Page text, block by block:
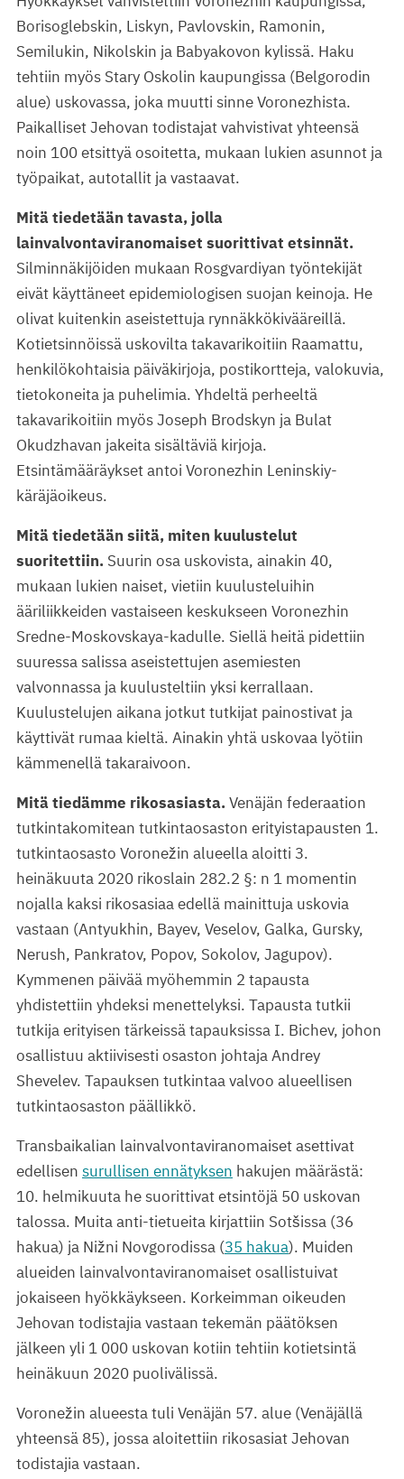
Borisoglebskin, Liskyn, Pavlovskin, Ramonin,
Semilukin, Nikolskin ja Babyakovon kylissä. Haku
tehtiin myös Stary Oskolin kaupungissa (Belgorodin
alue) uskovassa, joka muutti sinne Voronezhista.
Paikalliset Jehovan todistajat vahvistivat yhteensä
noin 100 etsittyä osoitetta, mukaan lukien asunnot ja
työpaikat, autotallit ja vastaavat.
Mitä tiedetään tavasta, jolla
lainvalvontaviranomaiset suorittivat etsinnät.
Silminnäkijöiden mukaan Rosgvardiyan työntekijät
eivät käyttäneet epidemiologisen suojan keinoja. He
olivat kuitenkin aseistettuja rynnäkkökivääreillä.
Kotietsinnöissä uskovilta takavarikoitiin Raamattu,
henkilökohtaisia päiväkirjoja, postikortteja, valokuvia,
tietokoneita ja puhelimia. Yhdeltä perheeltä
takavarikoitiin myös Joseph Brodskyn ja Bulat
Okudzhavan jakeita sisältäviä kirjoja.
Etsintämääräykset antoi Voronezhin Leninskiy-
käräjäoikeus.
Mitä tiedetään siitä, miten kuulustelut
suoritettiin. Suurin osa uskovista, ainakin 40,
mukaan lukien naiset, vietiin kuulusteluihin
ääriliikkeiden vastaiseen keskukseen Voronezhin
Sredne-Moskovskaya-kadulle. Siellä heitä pidettiin
suuressa salissa aseistettujen asemiesten
valvonnassa ja kuulusteltiin yksi kerrallaan.
Kuulustelujen aikana jotkut tutkijat painostivat ja
käyttivät rumaa kieltä. Ainakin yhtä uskovaa lyötiin
kämmenellä takaraivoon.
Mitä tiedämme rikosasiasta. Venäjän federaation
tutkintakomitean tutkintaosaston erityistapausten 1.
tutkintaosasto Voronežin alueella aloitti 3.
heinäkuuta 2020 rikoslain 282.2 §: n 1 momentin
nojalla kaksi rikosasiaa edellä mainittuja uskovia
vastaan (Antyukhin, Bayev, Veselov, Galka, Gursky,
Nerush, Pankratov, Popov, Sokolov, Jagupov).
Kymmenen päivää myöhemmin 2 tapausta
yhdistettiin yhdeksi menettelyksi. Tapausta tutkii
tutkija erityisen tärkeissä tapauksissa I. Bichev, johon
osallistuu aktiivisesti osaston johtaja Andrey
Shevelev. Tapauksen tutkintaa valvoo alueellisen
tutkintaosaston päällikkö.
Transbaikalian lainvalvontaviranomaiset asettivat
edellisen surullisen ennätyksen hakujen määrästä:
10. helmikuuta he suorittivat etsintöjä 50 uskovan
talossa. Muita anti-tietueita kirjattiin Sotšissa (36
hakua) ja Nižni Novgorodissa (35 hakua). Muiden
alueiden lainvalvontaviranomaiset osallistuivat
jokaiseen hyökkäykseen. Korkeimman oikeuden
Jehovan todistajia vastaan tekemän päätöksen
jälkeen yli 1 000 uskovan kotiin tehtiin kotietsintä
heinäkuun 2020 puolivälissä.
Voronežin alueesta tuli Venäjän 57. alue (Venäjällä
yhteensä 85), jossa aloitettiin rikosasiat Jehovan
todistajia vastaan.